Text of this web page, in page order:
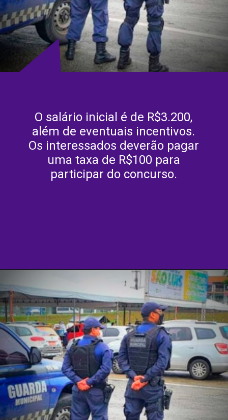
O salário inicial é de R$3.200,
além de eventuais incentivos.
Os interessados deverão pagar
uma taxa de R$100 para
participar do concurso.